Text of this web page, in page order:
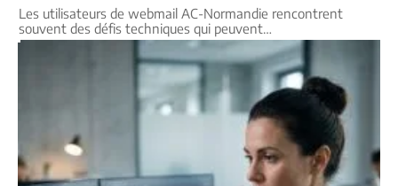
Les utilisateurs de webmail AC-Normandie rencontrent
souvent des défis techniques qui peuvent